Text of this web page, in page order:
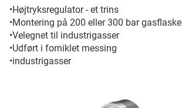
•Højtryksregulator - et trins
•Montering på 200 eller 300 bar gasflaske
•Velegnet til industrigasser
•Udført i forniklet messing
•industrigasser